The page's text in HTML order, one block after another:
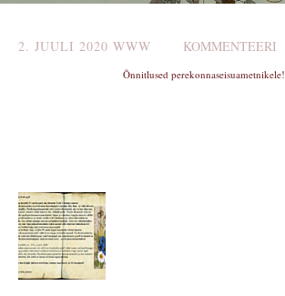
2. JUULI 2020 WWW KOMMENTEERI
Õnnitlused perekonnaseisuametnikele!